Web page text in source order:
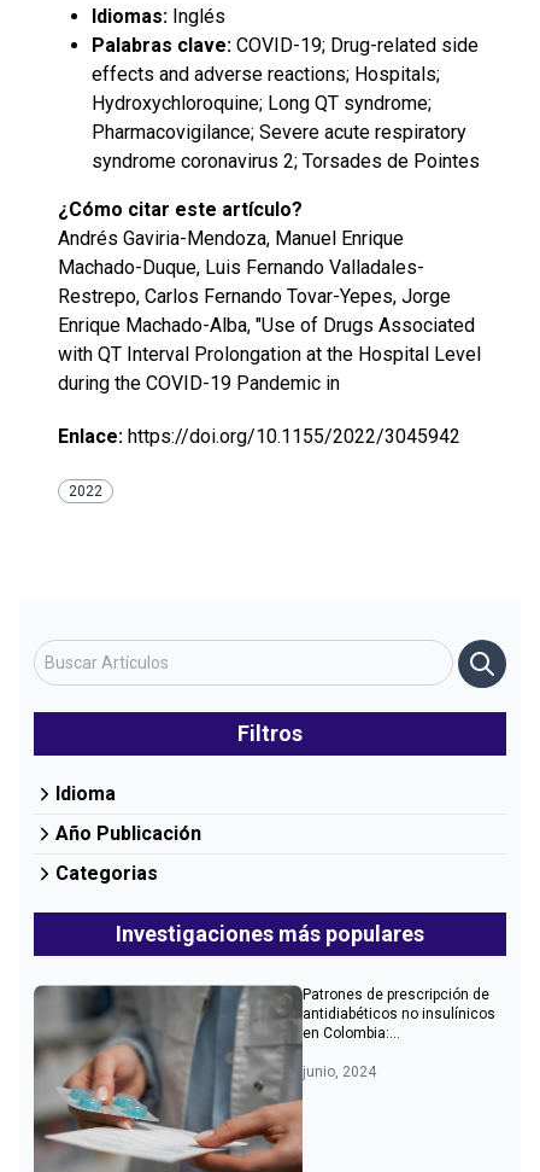
Idiomas: Inglés
Palabras clave: COVID-19; Drug-related side
effects and adverse reactions; Hospitals;
Hydroxychloroquine; Long QT syndrome;
Pharmacovigilance; Severe acute respiratory
syndrome coronavirus 2; Torsades de Pointes
¿Cómo citar este artículo?
Andrés Gaviria-Mendoza, Manuel Enrique
Machado-Duque, Luis Fernando Valladales-
Restrepo, Carlos Fernando Tovar-Yepes, Jorge
Enrique Machado-Alba, "Use of Drugs Associated
with QT Interval Prolongation at the Hospital Level
during the COVID-19 Pandemic in
Enlace: https://doi.org/10.1155/2022/3045942
2022
Filtros
Idioma
Año Publicación
Categorias
Investigaciones más populares
Patrones de prescripción de
antidiabéticos no insulínicos
en Colombia:...
junio, 2024